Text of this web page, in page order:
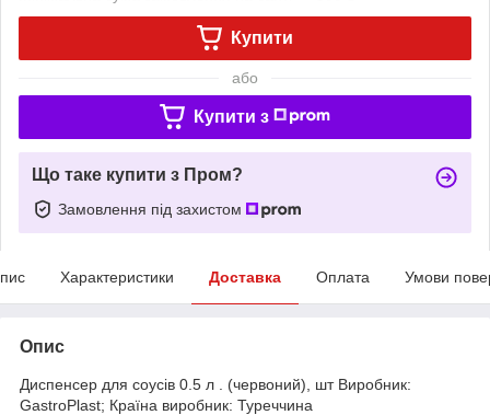
Купити
або
Купити з
Що таке купити з Пром?
Замовлення під захистом
Характеристики Доставка Оплата Умови
Опис
Диспенсер для соусів 0.5 л . (червоний), шт Виробник:
GastroPlast; Країна виробник: Туреччина